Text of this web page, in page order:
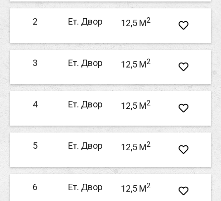
2 Ет. Двор 12,5 M2
3 Ет. Двор 12,5 M2
4 Ет. Двор 12,5 M2
5 Ет. Двор 12,5 M2
6 Ет. Двор 12,5 M2